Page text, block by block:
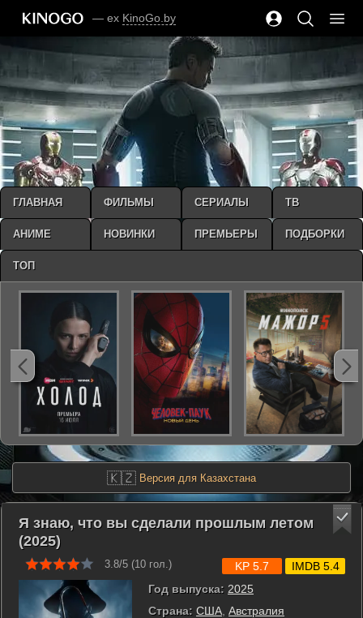
— ex KinoGo.by
🇰🇿 Версия для Казахстана
Я знаю, что вы сделали прошлым летом
(2025)
3.8/5 (10 гол.)
Год выпуска: 2025
Страна: США Австралия
KP 5.7 IMDB 5.4
ГЛАВНАЯ ФИЛЬМЫ СЕРИАЛЫ ТВ
АНИМЕ НОВИНКИ ПРЕМЬЕРЫ ПОДБОРКИ
ТОП